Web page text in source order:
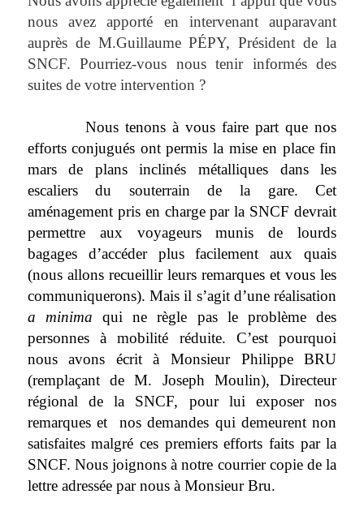
nous avez apporté en intervenant auparavant
auprès de M.Guillaume PÉPY, Président de la
SNCF. Pourriez-vous nous tenir informés des
suites de votre intervention ?
Nous tenons à vous faire part que nos
efforts conjugués ont permis la mise en place fin
mars de plans inclinés métalliques dans les
escaliers du souterrain de la gare. Cet
aménagement pris en charge par la SNCF devrait
permettre aux voyageurs munis de lourds
bagages d’accéder plus facilement aux quais
(nous allons recueillir leurs remarques et vous les
communiquerons). Mais il s’agit d’une réalisation
a minimaqui ne règle pas le problème des
personnes à mobilité réduite. C’est pourquoi
nous avons écrit à Monsieur Philippe BRU
(remplaçant de M. Joseph Moulin), Directeur
régional de la SNCF, pour lui exposer nos
remarques et
nos demandes qui demeurent non
satisfaites malgré ces premiers efforts faits par la
SNCF. Nous joignons à notre courrier copie de la
lettre adressée par nous à Monsieur Bru.